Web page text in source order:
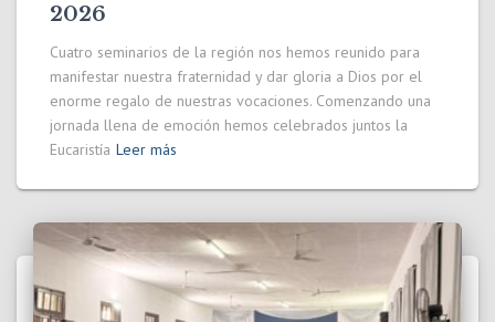
2026
Cuatro seminarios de la región nos hemos reunido para
manifestar nuestra fraternidad y dar gloria a Dios por el
enorme regalo de nuestras vocaciones. Comenzando una
jornada llena de emoción hemos celebrados juntos la
Eucaristía Leer más